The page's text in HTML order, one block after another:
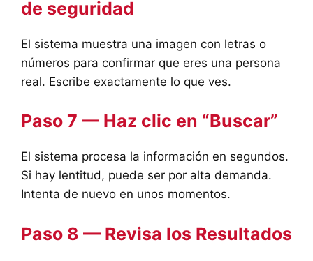
de seguridad
El sistema muestra una imagen con letras o
números para confirmar que eres una persona
real. Escribe exactamente lo que ves.
Paso 7 — Haz clic en “Buscar”
El sistema procesa la información en segundos.
Si hay lentitud, puede ser por alta demanda.
Intenta de nuevo en unos momentos.
Paso 8 — Revisa los Resultados